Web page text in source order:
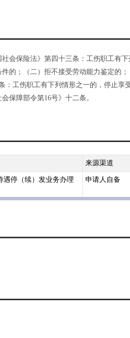
会保险法》第四十三条：工伤职工有
件的；（二）拒不接受劳动能力鉴定的
：工伤职工有下列情形之一的，停止
保障部令第16号》十二条。
来源渠道
遇停（续）发业务办理
申请人自备